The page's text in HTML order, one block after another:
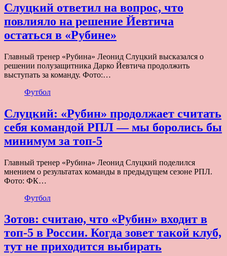
Слуцкий ответил на вопрос, что
повлияло на решение Йевтича
остаться в «Рубине»
Главный тренер «Рубина» Леонид Слуцкий высказался о
решении полузащитника Дарко Йевтича продолжить
выступать за команду. Фото:…
Футбол
Слуцкий: «Рубин» продолжает считать
себя командой РПЛ — мы боролись бы
минимум за топ-5
Главный тренер «Рубина» Леонид Слуцкий поделился
мнением о результатах команды в предыдущем сезоне РПЛ.
Фото: ФК…
Футбол
Зотов: считаю, что «Рубин» входит в
топ-5 в России. Когда зовет такой клуб,
тут не приходится выбирать